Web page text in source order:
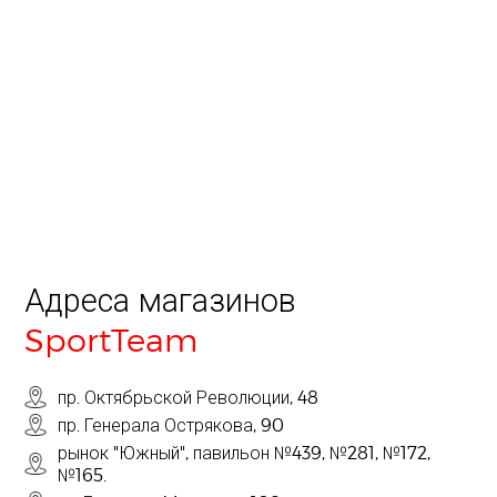
Адреса магазинов
SportTeam
пр. Октябрьской Революции, 48
пр. Генерала Острякова, 90
рынок "Южный", павильон №439, №281, №172,
№165.